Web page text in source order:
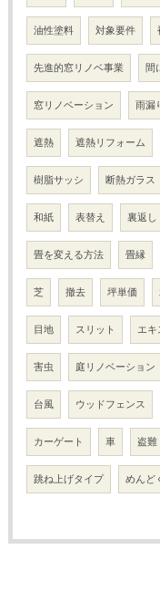
油性塗料 対象要件
先進的窓リノベ事業 間
窓リノベーション 雨漏
遮熱 遮熱リフォーム
樹脂サッシ 断熱ガラス
和紙 表替え 裏返し
畳を変える方法 畳縁
芝 撤去 坪単価
目地 スリット エキ
害虫 庭リノベーション
台風 ウッドフェンス
カーゲート 車 盗難
跳ね上げタイプ めんど